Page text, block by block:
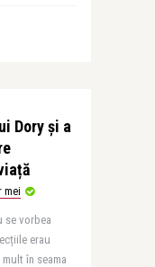
Dory și a
mei
se vorbea
erau
în seama